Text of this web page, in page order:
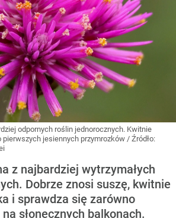
odpornych roślin jednorocznych. Kwitnie
pierwszych jesiennych przymrozków / Źródło:
z najbardziej wytrzymałych
Dobrze znosi suszę, kwitnie
i sprawdza się zarówno
słonecznych balkonach.